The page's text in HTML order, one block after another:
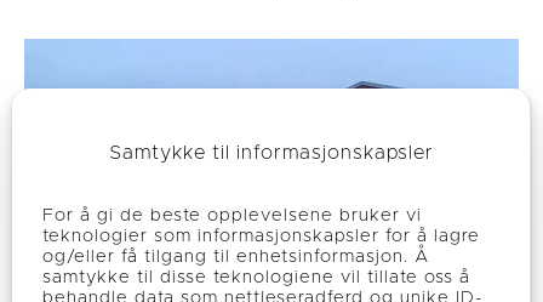
Samtykke til informasjonskapsler
For å gi de beste opplevelsene bruker vi
teknologier som informasjonskapsler for å lagre
og/eller få tilgang til enhetsinformasjon. Å
samtykke til disse teknologiene vil tillate oss å
behandle data som nettleseradferd og unike ID-